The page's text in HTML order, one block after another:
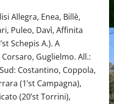
Allegra, Enea, Billè,
Puleo, Davì, Affinita
Schepis A.). A
Guglielmo. All.:
Costantino, Coppola,
(1’st Campagna),
(20’st Torrini),